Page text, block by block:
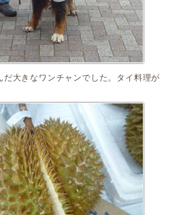
だ大きなワンチャンでした。タイ料理が